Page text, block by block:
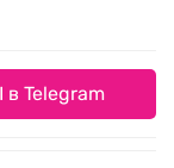
Telegram